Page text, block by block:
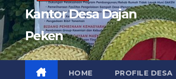
Kantor Desa Dajan
Peken
HOME PROFILE DESA